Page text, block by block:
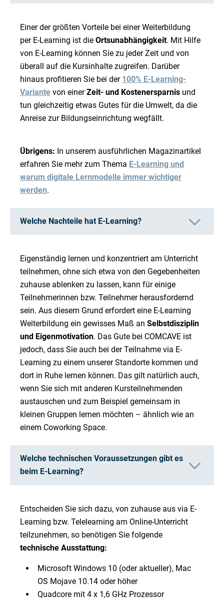
Einer der größten Vorteile bei einer Weiterbildung
per E-Learning ist die Ortsunabhängigkeit. Mit Hilfe
von E-Learning können Sie zu jeder Zeit und von
überall auf die Kursinhalte zugreifen. Darüber
hinaus profitieren Sie bei der 100% E-Learning-
Variante von einerZeit- und Kostenersparnis und
tun gleichzeitig etwas Gutes für die Umwelt, da die
Anreise zur Bildungseinrichtung wegfällt.
Übrigens: In unserem ausführlichen Magazinartikel
erfahren Sie mehr zum Thema E-Learning und
warum digitale Lernmodelle immer wichtiger
werden.
Welche Nachteile hat E-Learning?
Eigenständig lernen und konzentriert am Unterricht
teilnehmen, ohne sich etwa von den Gegebenheiten
zuhause ablenken zu lassen, kann für einige
Teilnehmerinnen bzw. Teilnehmer herausfordernd
sein. Aus diesem Grund erfordert eine E-Learning
Weiterbildung ein gewisses Maß an Selbstdisziplin
und Eigenmotivation. Das Gute bei COMCAVE ist
jedoch, dass Sie auch bei der Teilnahme via E-
Learning zu einem unserer Standorte kommen und
dort in Ruhe lernen können. Das gilt natürlich auch,
wenn Sie sich mit anderen Kursteilnehmenden
austauschen und zum Beispiel gemeinsam in
kleinen Gruppen lernen möchten – ähnlich wie an
einem Coworking Space.
Welche technischen Voraussetzungen gibt es
beim E-Learning?
Entscheiden Sie sich dazu, von zuhause aus via E-
Learning bzw. Telelearning am Online-Unterricht
teilzunehmen, so benötigen Sie folgende
technische Ausstattung:
Microsoft Windows 10 (oder aktueller), Mac
OS Mojave 10.14 oder höher
Quadcore mit 4 x 1,6 GHz Prozessor